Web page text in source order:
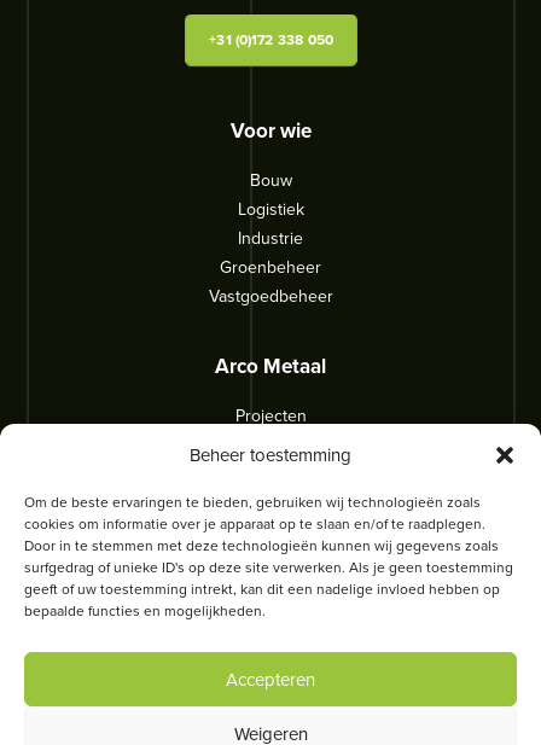
Beheer toestemming
Om de beste ervaringen te bieden, gebruiken wij technologieën zoals
cookies om informatie over je apparaat op te slaan en/of te raadplegen.
Door in te stemmen met deze technologieën kunnen wij gegevens zoals
surfgedrag of unieke ID's op deze site verwerken. Als je geen toestemming
geeft of uw toestemming intrekt, kan dit een nadelige invloed hebben op
bepaalde functies en mogelijkheden.
Accepteren
Weigeren
+31 (0)172 338 050
Voor wie
Bouw
Logistiek
Industrie
Groenbeheer
Vastgoedbeheer
Arco Metaal
Projecten
Over ons
Werken bij
Contact
Privacybeleid•Cookiebeleid Cookies
Indoor Steelrichten we ons ook op
particulieren.